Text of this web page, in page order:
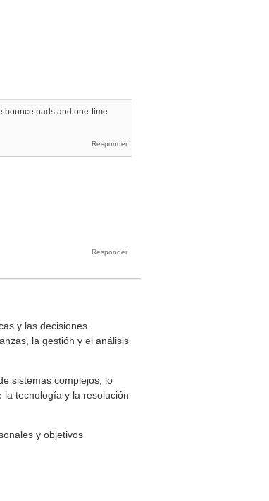
bounce pads and one-time
y las decisiones
la gestión y el análisis
sistemas complejos, lo
tecnología y la resolución
y objetivos